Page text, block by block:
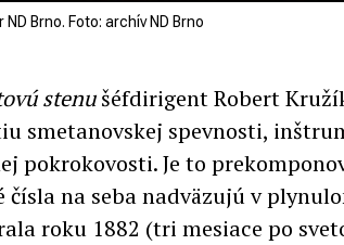
Brno. Foto: archív ND Brno
stenušéfdirigent Robert
smetanovskej spevnosti,
pokrokovosti. Je to
na seba nadväzujú v
roku 1882 (tri mesiace po